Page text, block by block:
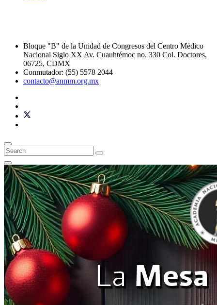
Bloque "B" de la Unidad de Congresos del Centro Médico
Nacional Siglo XX Av. Cuauhtémoc no. 330 Col. Doctores,
06725, CDMX
Conmutador: (55) 5578 2044
contacto@anmm.org.mx